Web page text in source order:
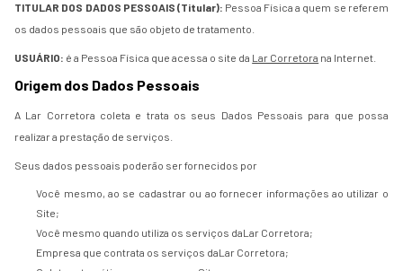
TITULAR DOS DADOS PESSOAIS (Titular): Pessoa Física a quem se referem
os dados pessoais que são objeto de tratamento.
USUÁRIO: é a Pessoa Física que acessa o site da Lar Corretora na Internet.
Origem dos Dados Pessoais
A Lar Corretora coleta e trata os seus Dados Pessoais para que possa
realizar a prestação de serviços.
Seus dados pessoais poderão ser fornecidos por
Você mesmo, ao se cadastrar ou ao fornecer informações ao utilizar o
Site;
Você mesmo quando utiliza os serviços daLar Corretora;
Empresa que contrata os serviços daLar Corretora;